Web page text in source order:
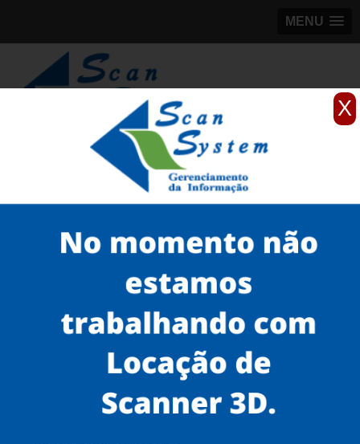
X
MENU
98184-5245
scanner de documentos antigos
scanner para documentos antigos de empresa
scanner para monografias valor Itaim Bibi
Serviços
Scanner de Documentos